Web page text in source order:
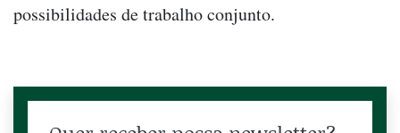
possibilidades de trabalho conjunto.